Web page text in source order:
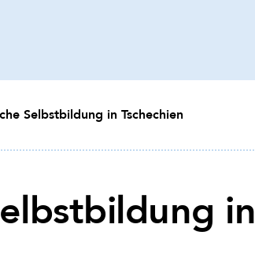
Selbstbildung in Tschechien
in